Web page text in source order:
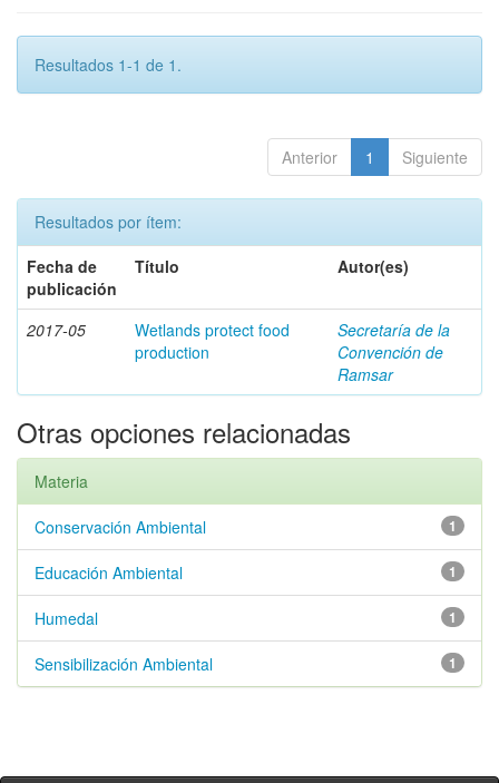
Resultados 1-1 de 1.
Anterior 1 Siguiente
Resultados por ítem:
Fecha de
publicación
Título Autor(es)
2017-05
Wetlands protect food
production
Secretaría de la
Convención de
Ramsar
Otras opciones relacionadas
Materia
1
Conservación Ambiental
1
Educación Ambiental
1
Humedal
1
Sensibilización Ambiental